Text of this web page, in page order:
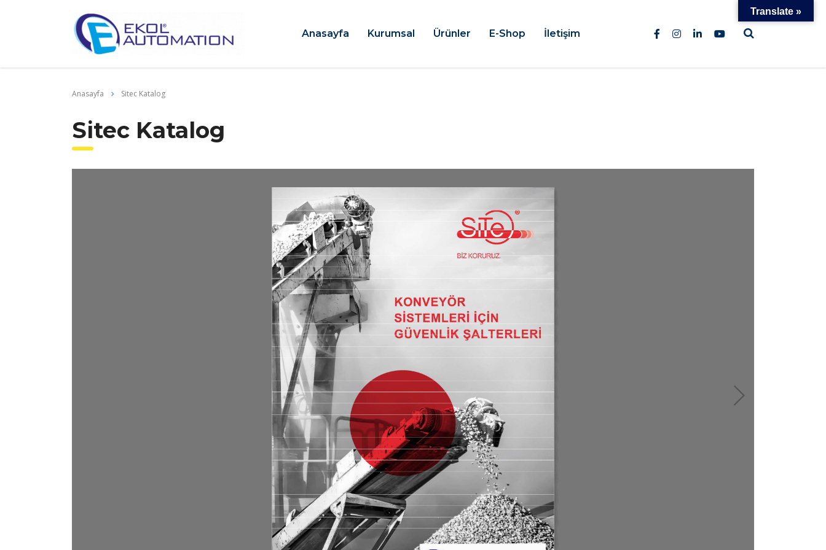
Anasayfa Kurumsal Ürünler E-Shop İletişim
Anasayfa Sitec Katalog
Sitec Katalog
Translate »